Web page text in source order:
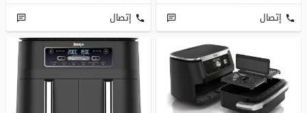
إتصال إتصال